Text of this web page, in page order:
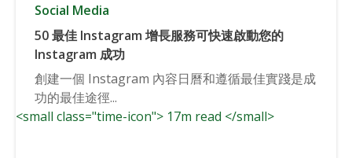
Social Media
50 最佳 Instagram 增長服務可快速啟動您的
Instagram 成功
創建一個 Instagram 內容日曆和遵循最佳實踐是成
功的最佳途徑...
<small class="time-icon"> 17m read </small>